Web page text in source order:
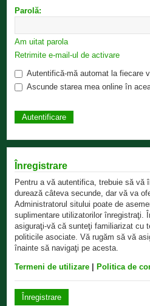
Parolă:
Am uitat parola
Retrimite e-mail-ul de activare
Autentifică-mă automat la fiecare
Ascunde starea mea online în
Înregistrare
Pentru a vă autentifica, trebuie să vă
durează câteva secunde, dar vă va
Administratorul sitului poate de
suplimentare utilizatorilor înregistraţi.
asiguraţi-vă că sunteţi familiarizat cu
politicile asociate. Vă rugăm să vă
înainte să navigaţi pe acesta.
Termeni de utilizare Politica de
Înregistrare